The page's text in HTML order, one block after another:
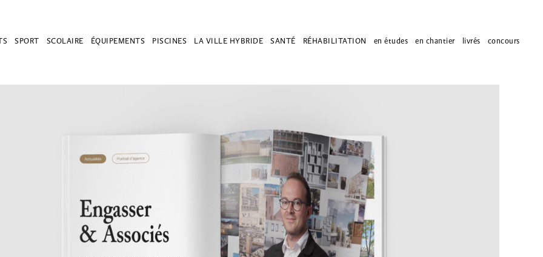
SPORT SCOLAIRE ÉQUIPEMENTS PISCINES LA VILLE HYBRIDE SANTÉ RÉHABILITATION en études en chantier livrés concours